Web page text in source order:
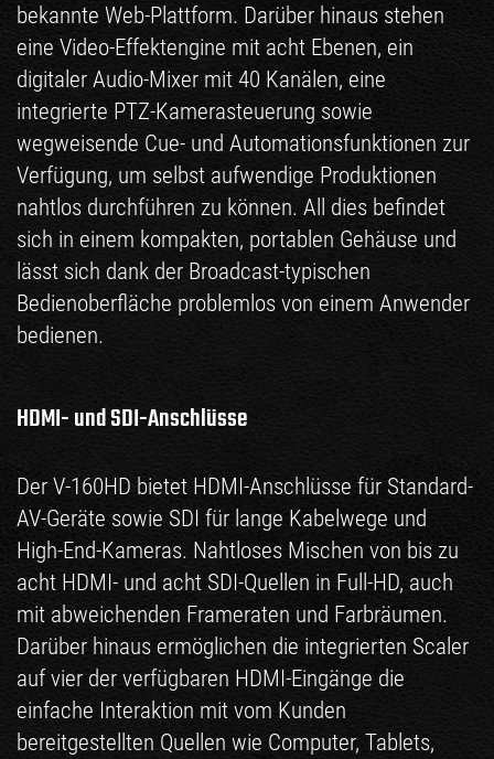
bekannte Web-Plattform. Darüber hinaus stehen
eine Video-Effektengine mit acht Ebenen, ein
digitaler Audio-Mixer mit 40 Kanälen, eine
integrierte PTZ-Kamerasteuerung sowie
wegweisende Cue- und Automationsfunktionen zur
Verfügung, um selbst aufwendige Produktionen
nahtlos durchführen zu können. All dies befindet
sich in einem kompakten, portablen Gehäuse und
lässt sich dank der Broadcast-typischen
Bedienoberfläche problemlos von einem Anwender
bedienen.
HDMI- und SDI-Anschlüsse
Der V-160HD bietet HDMI-Anschlüsse für Standard-
AV-Geräte sowie SDI für lange Kabelwege und
High-End-Kameras. Nahtloses Mischen von bis zu
acht HDMI- und acht SDI-Quellen in Full-HD, auch
mit abweichenden Frameraten und Farbräumen.
Darüber hinaus ermöglichen die integrierten Scaler
auf vier der verfügbaren HDMI-Eingänge die
einfache Interaktion mit vom Kunden
bereitgestellten Quellen wie Computer, Tablets,